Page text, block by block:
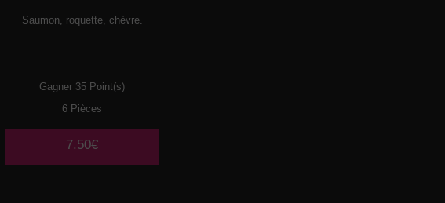
Saumon, roquette, chèvre.
Gagner 35 Point(s)
6 Pièces
7.50€